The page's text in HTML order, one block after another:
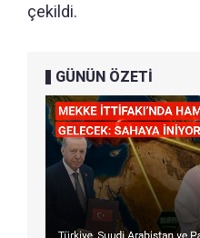
çekildi.
GÜNÜN ÖZETİ